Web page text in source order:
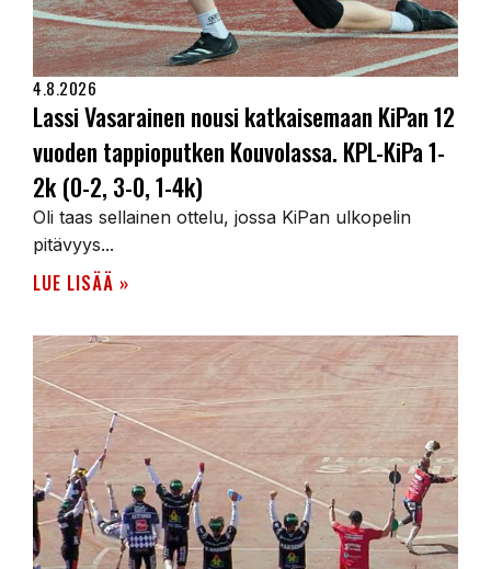
4.8.2026
Lassi Vasarainen nousi katkaisemaan KiPan 12
vuoden tappioputken Kouvolassa. KPL-KiPa 1-
2k (0-2, 3-0, 1-4k)
Oli taas sellainen ottelu, jossa KiPan ulkopelin
pitävyys...
LUE LISÄÄ »